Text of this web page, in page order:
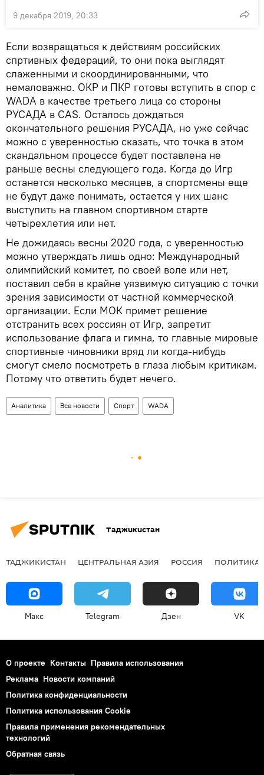
9 декабря 2019, 20:33
Если возвращаться к действиям российских
спртивных федераций, то они пока выглядят
слаженными и скоординированными, что
немаловажно. ОКР и ПКР готовы вступить в спор с
WADA в качестве третьего лица со стороны
РУСАДА в CAS. Осталось дождаться
окончательного решения РУСАДА, но уже сейчас
можно с уверенностью сказать, что точка в этом
скандальном процессе будет поставлена не
раньше весны следующего года. Когда до Игр
останется несколько месяцев, а спортсмены еще
не будут даже понимать, остается у них шанс
выступить на главном спортивном старте
четырехлетия или нет.
Не дожидаясь весны 2020 года, с уверенностью
можно утверждать лишь одно: Международный
олимпийский комитет, по своей воле или нет,
поставил себя в крайне уязвимую ситуацию с точки
зрения зависимости от частной коммерческой
организации. Если МОК примет решение
отстранить всех россиян от Игр, запретит
использование флага и гимна, то главные мировые
спортивные чиновники вряд ли когда-нибудь
смогут смело посмотреть в глаза любым критикам.
Потому что ответить будет нечего.
Аналитика Все новости Спорт WADA
Таджикистан
ТАДЖИКИСТАН ЦЕНТРАЛЬНАЯ АЗИЯ РОССИЯ ПОЛИТИКА
Макс Telegram Дзен VK
О проекте Контакты Правила использования
Реклама Новости компаний
Политика конфиденциальности
Политика использования Cookie
Правила применения рекомендательных
технологий
Обратная связь